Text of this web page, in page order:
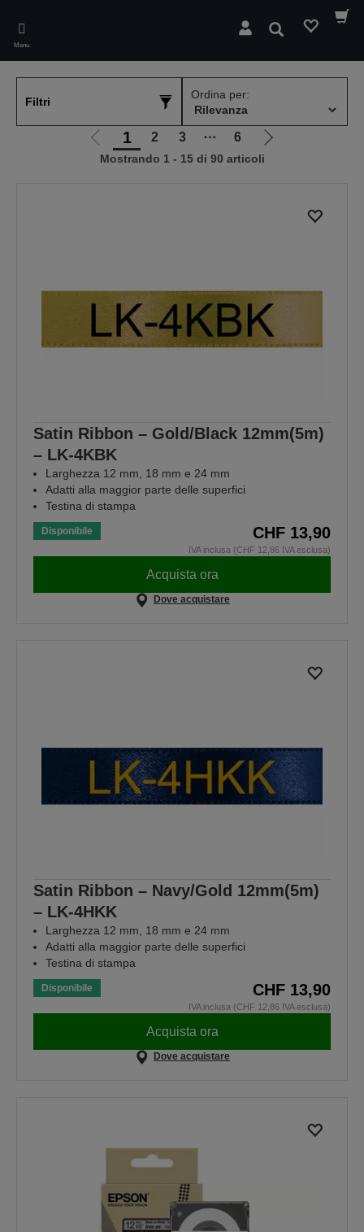
main
content
Menu
Cerca
Filtri
Ordina per:
Vai
alla
1 2 3 ⋯ 6
Vai
alla
Mostrando 1 - 15 di 90 articoli
Satin Ribbon – Gold/Black 12mm(5m)
– LK-4KBK
Larghezza 12 mm, 18 mm e 24 mm
Adatti alla maggior parte delle superfici
Testina di stampa
Disponibile CHF 13,90
IVA inclusa (CHF 12,86 IVA esclusa)
Acquista ora
Dove acquistare
Satin Ribbon – Navy/Gold 12mm(5m)
– LK-4HKK
Larghezza 12 mm, 18 mm e 24 mm
Adatti alla maggior parte delle superfici
Testina di stampa
Disponibile CHF 13,90
IVA inclusa (CHF 12,86 IVA esclusa)
Acquista ora
Dove acquistare